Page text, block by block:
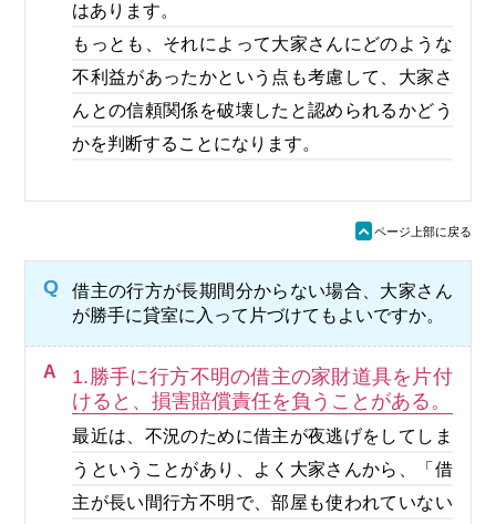
はあります。
もっとも、それによって大家さんにどのような
不利益があったかという点も考慮して、大家さ
んとの信頼関係を破壊したと認められるかどう
かを判断することになります。
ü ページ上部に戻る
Q
借主の行方が長期間分からない場合、大家さん
が勝手に貸室に入って片づけてもよいですか。
A
1.勝手に行方不明の借主の家財道具を片付
けると、損害賠償責任を負うことがある。
最近は、不況のために借主が夜逃げをしてしま
うということがあり、よく大家さんから、「借
主が長い間行方不明で、部屋も使われていない